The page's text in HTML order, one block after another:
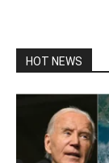
HOT NEWS